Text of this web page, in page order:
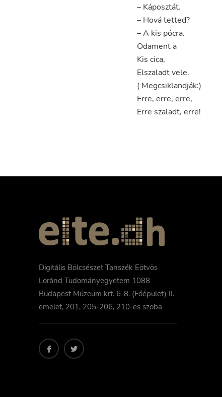
– Káposztát.
– Hovátetted?
–A kis pócra.
Odament a
Kis cica,
Elszaladtvele.
( Megcsiklandják:)
Erre, erre, erre,
Erre szaladt, erre!
Digitális Bölcsészet Tanszék Eötvös
Loránd Tudományegyetem 1088
Budapest Múzeum krt. 6-8. (Főépület) II.
emelet, 201, 205-206, 210-es szoba